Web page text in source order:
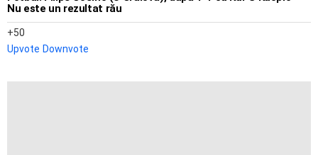
Nu este un rezultat rău
50
Upvote Downvote